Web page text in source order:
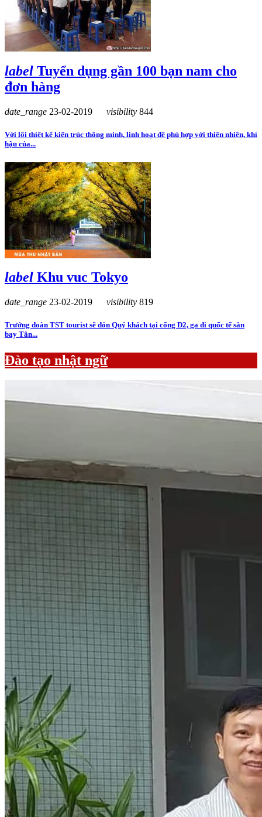
label Tuyển dụng gần 100 bạn nam cho
đơn hàng
date_range 23-02-2019 visibility 844
Với lối thiết kế kiến trúc thông minh, linh hoạt để phù hợp với thiên nhiên, khí
hậu của...
label Khu vuc Tokyo
date_range 23-02-2019 visibility 819
Trưởng đoàn TST tourist sẽ đón Quý khách tại cổng D2, ga đi quốc tế sân
bay Tân...
Đào tạo nhật ngữ